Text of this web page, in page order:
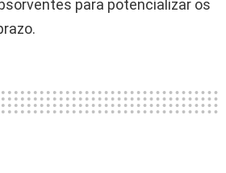
para potencializar os